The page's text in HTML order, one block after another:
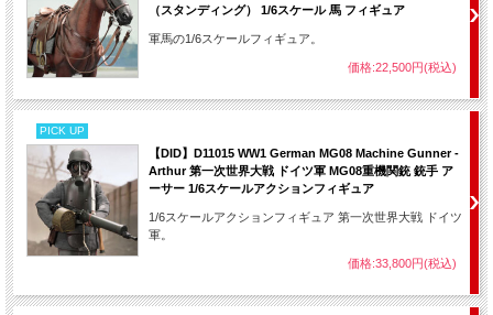
（スタンディング） 1/6スケール 馬 フィギュア
軍馬の1/6スケールフィギュア。
価格:22,500円(税込)
PICK UP
【DID】D11015 WW1 German MG08 Machine Gunner -
Arthur 第一次世界大戦 ドイツ軍 MG08重機関銃 銃手 ア
ーサー 1/6スケールアクションフィギュア
1/6スケールアクションフィギュア 第一次世界大戦 ドイツ
軍。
価格:33,800円(税込)